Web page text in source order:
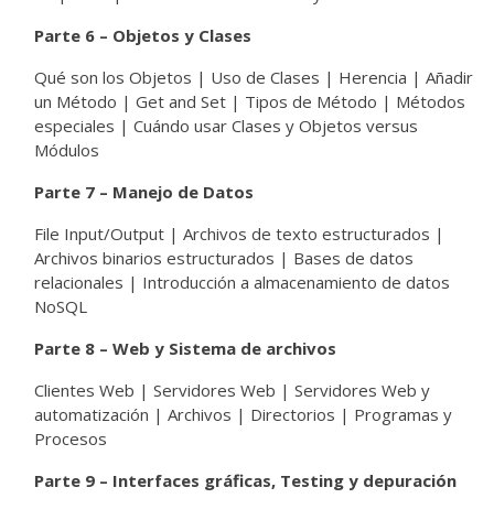
Parte 6 – Objetos y Clases
Qué son los Objetos | Uso de Clases | Herencia | Añadir
un Método | Get and Set | Tipos de Método | Métodos
especiales | Cuándo usar Clases y Objetos versus
Módulos
Parte 7 – Manejo de Datos
File Input/Output | Archivos de texto estructurados |
Archivos binarios estructurados | Bases de datos
relacionales | Introducción a almacenamiento de datos
NoSQL
Parte 8 – Web y Sistema de archivos
Clientes Web | Servidores Web | Servidores Web y
automatización | Archivos | Directorios | Programas y
Procesos
Parte 9 – Interfaces gráficas, Testing y depuración